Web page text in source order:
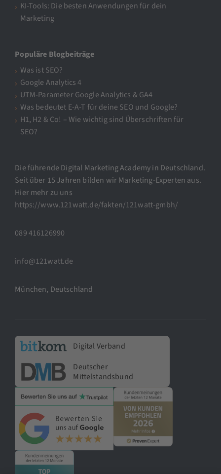
KI-Tools: Die besten Anwendungen für dein
Marketing
Populäre Blogbeiträge
Was ist SEO?
Google Analytics 4
UTM-Parameter Google Analytics & GA4
Was bedeutet E-A-T für deine SEO und Google?
H1, H2 & Co! – Wie wichtig sind Überschriften für
SEO?
Die führende Digital Marketing Academy in Deutschland.
Seit über 15 Jahren bilden wir Marketing-Experten aus.
Hier mehr zu uns
https://www.121watt.de/fakten/121watt-gmbh/
089 416126990
info@121watt.de
München, Deutschland
Digital Verband
Deutscher
Mittelstandsbund